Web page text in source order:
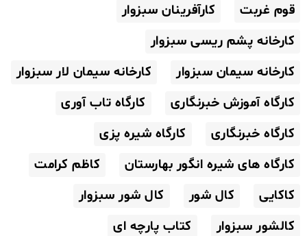
قوم غربت
کارآفرینان سبزوار
کارخانه پشم ریسی سبزوار
کارخانه سیمان سبزوار
کارخانه سیمان لار سبزوار
کارگاه آموزش خبرنگاری
کارگاه تاب آوری
کارگاه خبرنگاری
کارگاه شیره پزی
کارگاه های شیره انگور بهارستان
کاظم کرامت
کاکایی
کال شور
کال شور سبزوار
کالشور سبزوار
کتاب پارچه ای